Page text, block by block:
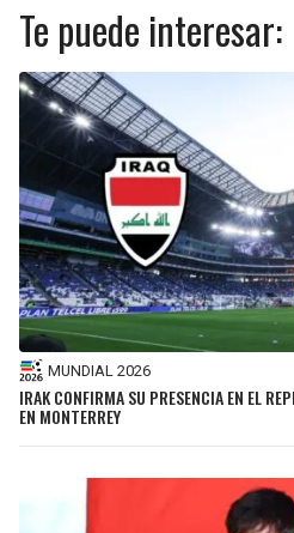
Te puede interesar:
MUNDIAL 2026
IRAK CONFIRMA SU PRESENCIA EN EL
EN MONTERREY